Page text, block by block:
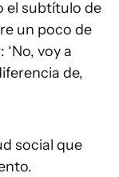
el subtítulo de
un poco de
voy a
de,
social que